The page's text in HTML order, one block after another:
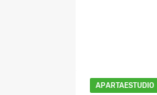
APARTAESTUDIO